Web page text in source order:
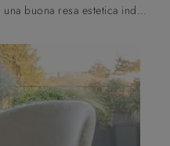
Ogni soluzione Altacom assicura una buona resa estetica indipendentemente dal locale cui è destinato, poiché organizza gli spazi arricchendone ...